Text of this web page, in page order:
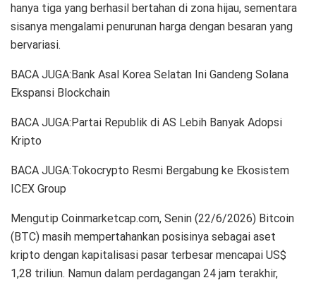
hanya tiga yang berhasil bertahan di zona hijau, sementara
sisanya mengalami penurunan harga dengan besaran yang
bervariasi.
BACA JUGA:Bank Asal Korea Selatan Ini Gandeng Solana
Ekspansi Blockchain
BACA JUGA:Partai Republik di AS Lebih Banyak Adopsi
Kripto
BACA JUGA:Tokocrypto Resmi Bergabung ke Ekosistem
ICEX Group
Mengutip Coinmarketcap.com, Senin (22/6/2026) Bitcoin
(BTC) masih mempertahankan posisinya sebagai aset
kripto dengan kapitalisasi pasar terbesar mencapai US$
1,28 triliun. Namun dalam perdagangan 24 jam terakhir,